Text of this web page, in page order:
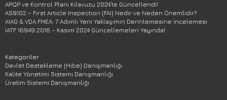
APQP ve Kontrol Planı Kılavuzu 2024’te Güncellendi!
AS9102 – First Article Inspection (FAI) Nedir ve Neden Önemlidir?
AIAG & VDA FMEA: 7 Adımlı Yeni Yaklaşımın Derinlemesine İncelemesi
IATF 16949:2016 – Kasım 2024 Güncellemeleri Yayında!
Kategoriler
Devlet Destekleme (Hibe) Danışmanlığı
Kalite Yönetimi Sistemi Danışmanlığı
Üretim Sistemi Danışmanlığı